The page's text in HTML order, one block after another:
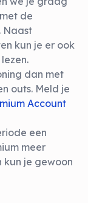
de
Naast
kun je er ook
dan met
outs. Meld je
Account
een
meer
kun je gewoon